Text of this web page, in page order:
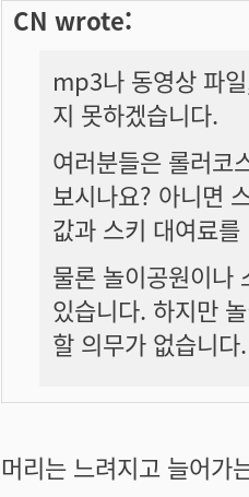
CN wrote:
mp3나 동영상 파
지 못하겠습니다.
여러분들은 롤러코
보시나요? 아니면
값과 스키 대여료
물론 놀이공원이나
있습니다. 하지만
할 의무가 없습니
머리는 느려지고 늘어가